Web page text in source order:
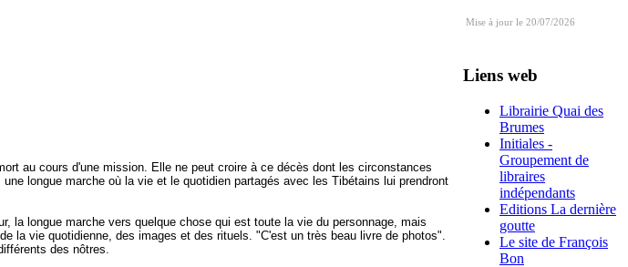
au cours d'une mission. Elle ne peut croire à ce décès dont les circonstances
longue marche où la vie et le quotidien partagés avec les Tibétains lui prendront
la longue marche vers quelque chose qui est toute la vie du personnage, mais
la vie quotidienne, des images et des rituels. "C'est un très beau livre de photos".
des nôtres.
Mise à jour le 20/07/2026
Liens web
Librairie Quai des
Brumes
Initiales -
Groupement de
libraires
indépendants
Editions La dernière
goutte
Le site de François
Bon